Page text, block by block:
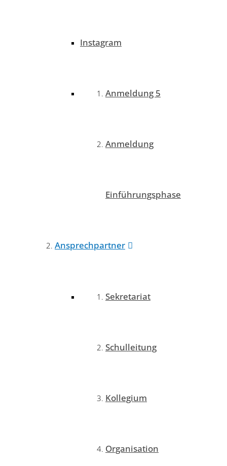
Instagram
Anmeldung 5
Anmeldung
Einführungsphase
Ansprechpartner
Sekretariat
Schulleitung
Kollegium
Organisation